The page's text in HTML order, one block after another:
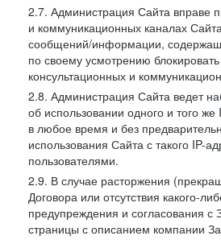
2.7. Администрация Сайта вправе
и коммуникационных каналах
сообщений/информации,
по своему усмотрению
консультационных и
2.8. Администрация Сайта ведет
об использовании одного и того
в любое время и без
использования Сайта с такого IP-
пользователями.
2.9. В случае расторжения
Договора или отсутствия какого-
предупреждения и согласования с
страницы с описанием компании